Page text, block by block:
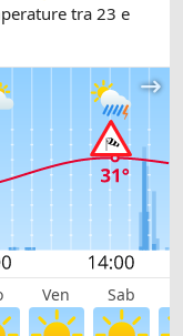
tra 23 e
Ven Sab